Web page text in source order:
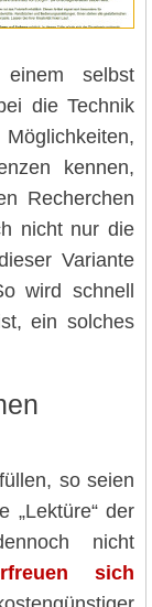
selbst
die Technik
kennen,
Recherchen
nicht nur die
Variante
wird schnell
ein solches
so seien
„Lektüre“ der
nicht
sich